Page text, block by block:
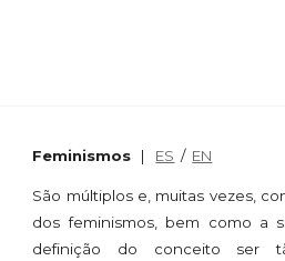
Feminismos | ES / EN
São múltiplos e, muitas vezes,
dos feminismos, bem como a
definição do conceito ser